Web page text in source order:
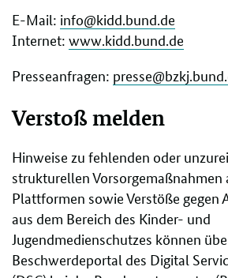
E-Mail: info@kidd.bund.de
Internet: www.kidd.bund.de
Presseanfragen:
Verstoß melden
Hinweise zu fehlenden oder
strukturellen
Plattformen sowie Verstöße gegen
aus dem Bereich des Kinder- und
Jugendmedienschutzes können
Beschwerdeportal des Digital